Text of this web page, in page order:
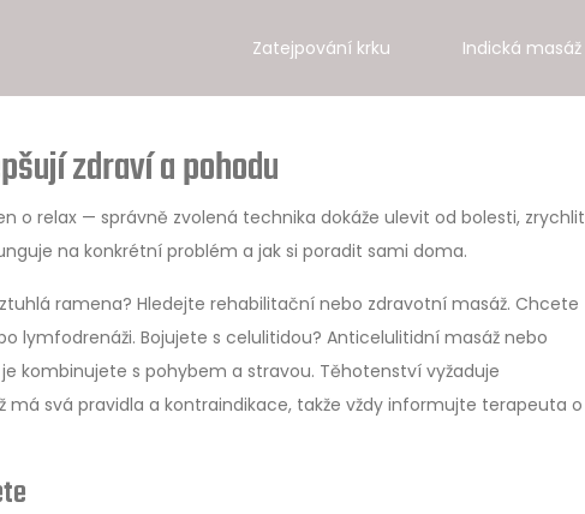
Zatejpování krku Indická masáž
zdraví a pohodu
o relax — správně zvolená technika dokáže ulevit od bolesti, zrychlit
na konkrétní problém a jak si poradit sami doma.
ramena? Hledejte rehabilitační nebo zdravotní masáž. Chcete
lymfodrenáži. Bojujete s celulitidou? Anticelulitidní masáž nebo
kombinujete s pohybem a stravou. Těhotenství vyžaduje
svá pravidla a kontraindikace, takže vždy informujte terapeuta o